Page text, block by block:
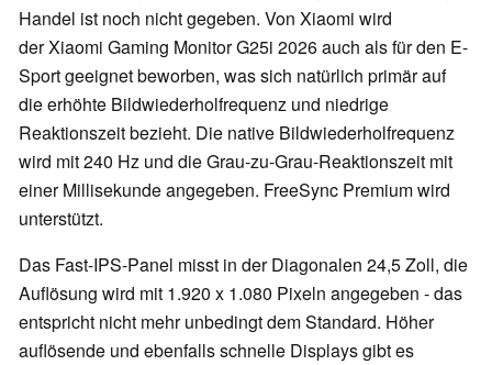
Handel ist noch nicht gegeben. Von Xiaomi wird
der Xiaomi Gaming Monitor G25i 2026 auch als für den E-
Sport geeignet beworben, was sich natürlich primär auf
die erhöhte Bildwiederholfrequenz und niedrige
Reaktionszeit bezieht. Die native Bildwiederholfrequenz
wird mit 240 Hz und die Grau-zu-Grau-Reaktionszeit mit
einer Millisekunde angegeben. FreeSync Premium wird
unterstützt.
Das Fast-IPS-Panel misst in der Diagonalen 24,5 Zoll, die
Auflösung wird mit 1.920 x 1.080 Pixeln angegeben - das
entspricht nicht mehr unbedingt dem Standard. Höher
auflösende und ebenfalls schnelle Displays gibt es